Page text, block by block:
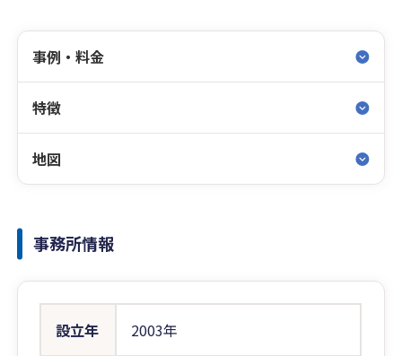
事例・料金
特徴
地図
事務所情報
設立年 2003年